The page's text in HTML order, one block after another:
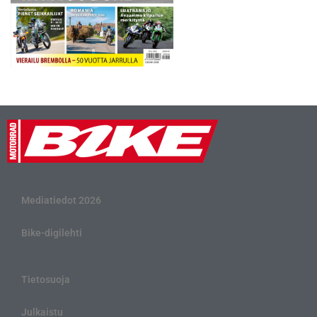
Mediatiedot 2026
Bike-digilehti
Tietosuoja
Julkaistu